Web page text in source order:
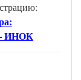
ИНОК